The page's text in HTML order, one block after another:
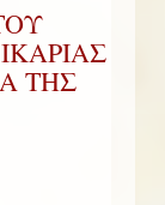
ΤΗΣ